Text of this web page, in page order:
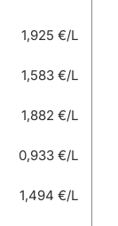
1,925 €/L
1,583 €/L
1,882 €/L
0,933 €/L
1,494 €/L